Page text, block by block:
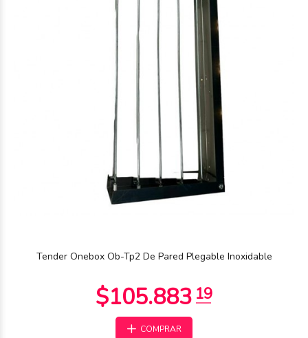
Tender Onebox Ob-Tp2 De Pared Plegable Inoxidable
COMPRAR